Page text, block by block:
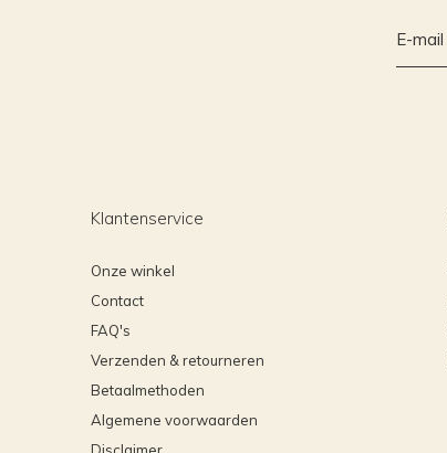
Klantenservice
Onze winkel
Contact
FAQ's
Verzenden & retourneren
Betaalmethoden
Algemene voorwaarden